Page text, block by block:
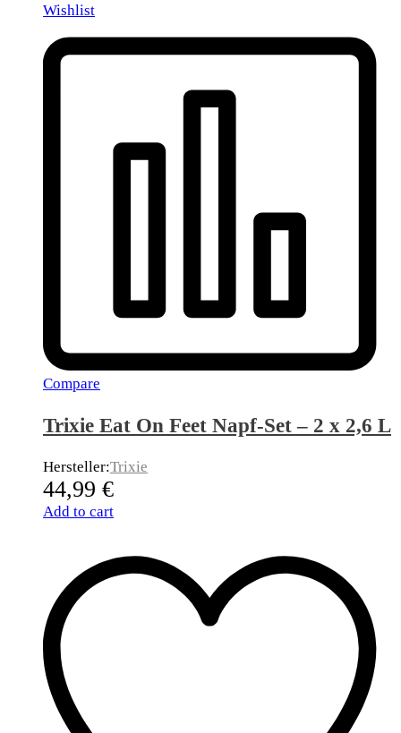
Wishlist
Compare
Trixie Eat On Feet Napf-Set – 2 x 2,6 L
Hersteller:Trixie
44,99 €
Add to cart